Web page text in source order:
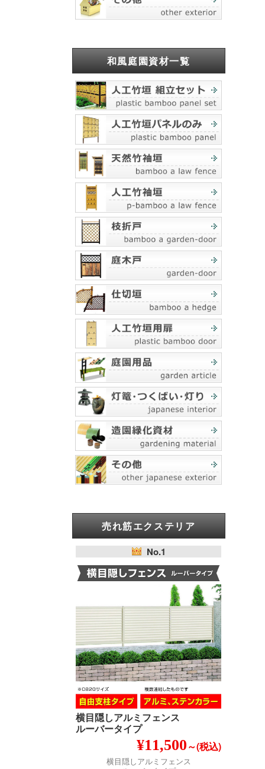
和風庭園資材一覧
売れ筋エクステリア
No.1
横目隠しアルミフェンス
ルーバータイプ
¥11,500～(税込)
横目隠しアルミフェンス